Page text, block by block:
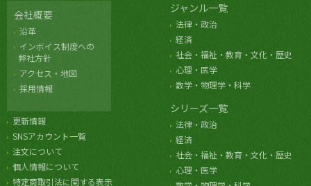
会社概要
沿革
インボイス制度への
弊社方針
アクセス・地図
採用情報
更新情報
SNSアカウント一覧
注文について
個人情報について
特定商取引法に関する表示
ジャンル一覧
法律・政治
経済
社会・福祉・教育・文化・歴史
心理・医学
数学・物理学・科学
シリーズ一覧
法律・政治
経済
社会・福祉・教育・文化・歴史
心理・医学